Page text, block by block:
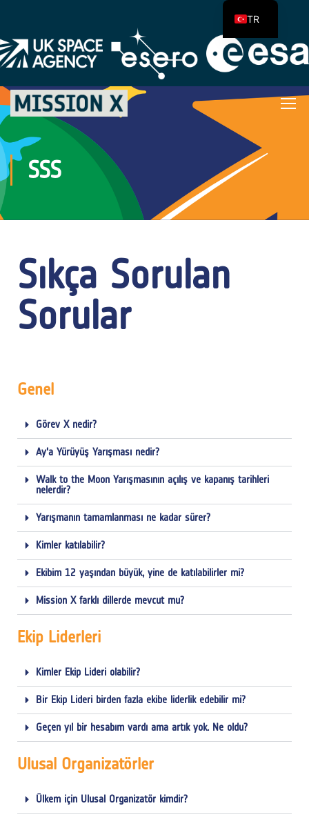
SSS
Sıkça Sorulan
Sorular
Genel
Görev X nedir?
Ay'a Yürüyüş Yarışması nedir?
Walk to the Moon Yarışmasının açılış ve kapanış tarihleri
nelerdir?
Yarışmanın tamamlanması ne kadar sürer?
Kimler katılabilir?
Ekibim 12 yaşından büyük, yine de katılabilirler mi?
Mission X farklı dillerde mevcut mu?
Ekip Liderleri
Kimler Ekip Lideri olabilir?
Bir Ekip Lideri birden fazla ekibe liderlik edebilir mi?
Geçen yıl bir hesabım vardı ama artık yok. Ne oldu?
Ulusal Organizatörler
Ülkem için Ulusal Organizatör kimdir?
TR